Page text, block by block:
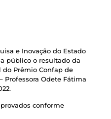
e Inovação do Estado
público o resultado da
do Prêmio Confap de
Professora Odete Fátima
conforme